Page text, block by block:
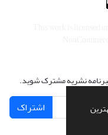
نشریه مشترک شوید.
اشتراک